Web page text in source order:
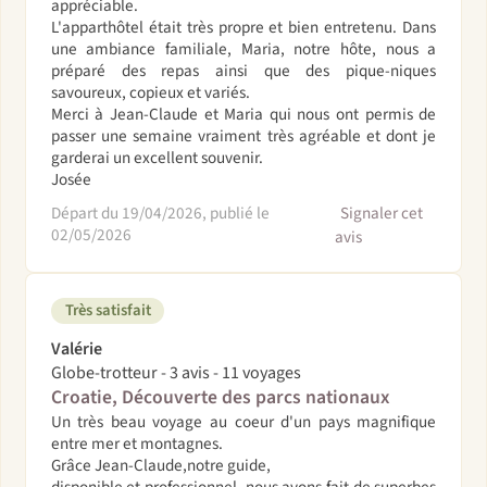
appréciable.
L'apparthôtel était très propre et bien entretenu. Dans
une ambiance familiale, Maria, notre hôte, nous a
préparé des repas ainsi que des pique-niques
savoureux, copieux et variés.
Merci à Jean-Claude et Maria qui nous ont permis de
passer une semaine vraiment très agréable et dont je
garderai un excellent souvenir.
Josée
Départ du 19/04/2026, publié le
02/05/2026
Signaler cet
avis
Très satisfait
Valérie
Globe-trotteur - 3 avis - 11 voyages
Croatie, Découverte des parcs nationaux
Un très beau voyage au coeur d'un pays magnifique
entre mer et montagnes.
Grâce Jean-Claude,notre guide,